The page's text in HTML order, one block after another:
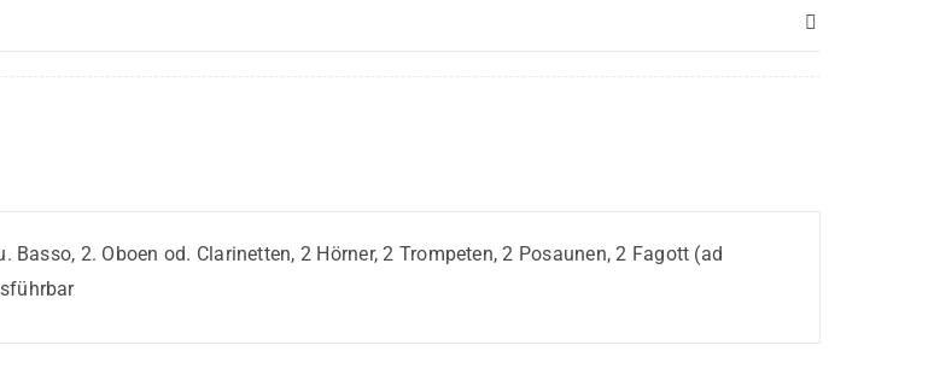
2. Oboen od. Clarinetten, 2 Hörner, 2 Trompeten, 2 Posaunen, 2 Fagott (ad